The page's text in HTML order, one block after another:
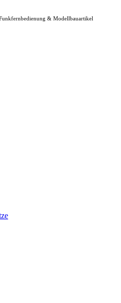
& Modellbauartikel